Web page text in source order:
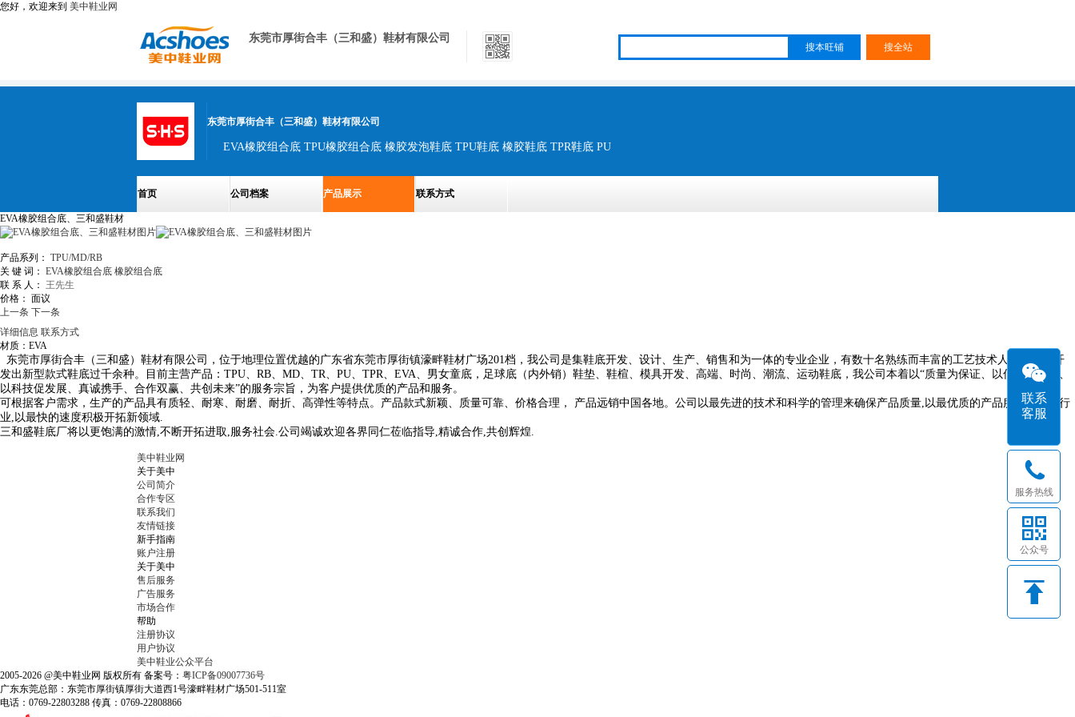
您好，欢迎来到 美中鞋业网
东莞市厚街合丰（三和盛）鞋材有限公司
东莞市厚街合丰（三和盛）鞋材有限公司
EVA橡胶组合底 TPU橡胶组合底 橡胶发泡鞋底 TPU鞋底 橡胶鞋底 TPR鞋底 PU
首页 公司档案 产品展示 联系方式
EVA橡胶组合底、三和盛鞋材
产品系列： TPU/MD/RB
关 键 词： EVA橡胶组合底 橡胶组合底
联 系 人：
王先生
价格： 面议
上一条 下一条
详细信息 联系方式
材质：EVA
东莞市厚街合丰（三和盛）鞋材有限公司，位于地理位置优越的广东省东莞市厚街镇濠畔鞋材广场201档，我公司是集鞋底开发、设计、生产、销售和为一体的专业企业，有数十名熟练而丰富的工艺技术人员，每年开
发出新型款式鞋底过千余种。目前主营产品：TPU、RB、MD、TR、PU、TPR、EVA、男女童底，足球底（内外销）鞋垫、鞋楦、模具开发、高端、时尚、潮流、运动鞋底，我公司本着以“质量为保证、以信誉求生存、
以科技促发展、真诚携手、合作双赢、共创未来”的服务宗旨，为客户提供优质的产品和服务。
可根据客户需求，生产的产品具有质轻、耐寒、耐磨、耐折、高弹性等特点。产品款式新颖、质量可靠、价格合理， 产品远销中国各地。公司以最先进的技术和科学的管理来确保产品质量,以最优质的产品服务于社会行
业,以最快的速度积极开拓新领域.
三和盛鞋底厂将以更饱满的激情,不断开拓进取,服务社会.公司竭诚欢迎各界同仁莅临指导,精诚合作,共创辉煌.
美中鞋业网
关于美中
公司简介
合作专区
联系我们
友情链接
新手指南
账户注册
关于美中
售后服务
广告服务
市场合作
帮助
注册协议
用户协议
美中鞋业公众平台
2005-2026 @美中鞋业网 版权所有 备案号： 粤ICP备09007736号
广东东莞总部：东莞市厚街镇厚街大道西1号濠畔鞋材广场501-511室
电话：0769-22803288 传真：0769-22808866
联系
客服
服务热线
公众号